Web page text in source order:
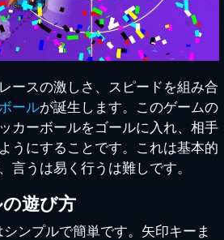
ースの激しさ、スピードを組み合
ールが誕生します。このゲームの
カーボールをゴールに入れ、相手
うにすることです。これは基本的
言うは易く行うは難しです。
遊び方
ンプルで簡単です。矢印キーま